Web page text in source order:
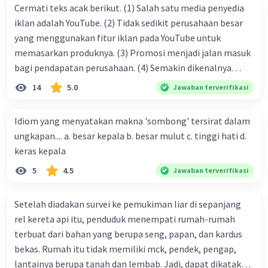
Ketika saya masih kecil, saya suka bermain bola
dengan teman-teman di lapangan dekat rumah.
Pada suatu hari, ketika kami sedang bermain,
bola kami terbang ke halaman rumah tetangga.
Kami berusaha untuk mengambil bola tersebut,
tetapi tetangga tersebut tidak mengizinkan
kami masuk ke halamannya. Kami merasa sedih
lebih berhati-hati dan tidak membiarkan bola
kami terbang ke halaman orang lain.
Beri Rating Balas
Cermati teks acak berikut. (1) Salah satu media penyedia
iklan adalah YouTube. (2) Tidak sedikit perusahaan besar
yang menggunakan fitur iklan pada YouTube untuk
memasarkan produknya. (3) Promosi menjadi jalan masuk
bagi pendapatan perusahaan. (4) Semakin dikenalnya
suatu produk oleh konsumen, semakin besar pula peluang
perusahaan kepada konsumen. Urutan yang tepat agar
menjadi teks eksposisi yang padu adalah .... A. (1)-(2)-(3)-
(4)-(5) B. (2)-(1)-(3)-(4)-(5) C. (3)-(1)-(2)-(5)-(4) D. (3)-(5)-
(4)-(1)-(2) E. (5)-(1)-(3)-(4)-(2)
14 5.0 Jawaban terverifikasi
Idiom yang menyatakan makna 'sombong' tersirat dalam
ungkapan.... a. besar kepala b. besar mulut c. tinggi hati d.
keras kepala
5 4.5 Jawaban terverifikasi
Setelah diadakan survei ke pemukiman liar di sepanjang
rel kereta api itu, penduduk menempati rumah-rumah
terbuat dari bahan yang berupa seng, papan, dan kardus
bekas. Rumah itu tidak memiliki mck, pendek, pengap,
lantainya berupa tanah dan lembab. Jadi, dapat dikatakan